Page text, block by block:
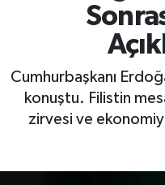
Cumhurbaşkanı
konuştu. Filistin
zirvesi ve